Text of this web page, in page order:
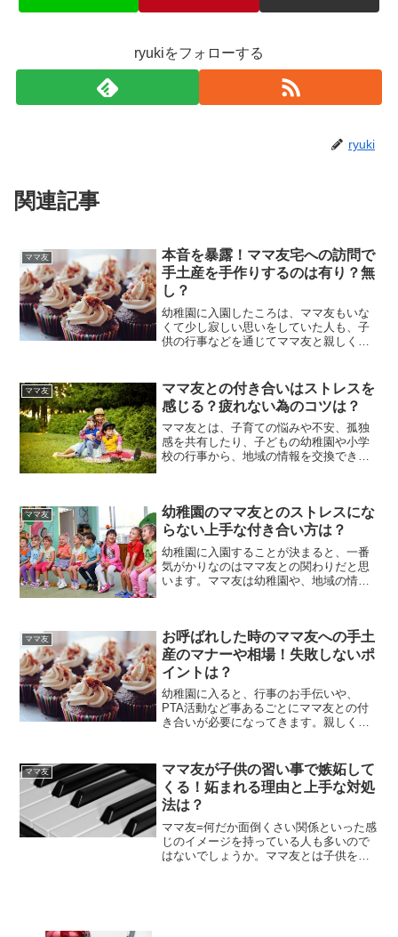
ryukiをフォローする
ryuki
関連記事
ママ友
本音を暴露！ママ友宅への訪問で
手土産を手作りするのは有り？無
し？
幼稚園に入園したころは、ママ友もいな
くて少し寂しい思いをしていた人も、子
供の行事などを通じてママ友と親しくな
ると、お家にお呼ばれすることもあると
思います。その時に頭を悩...
ママ友
ママ友との付き合いはストレスを
感じる？疲れない為のコツは？
ママ友とは、子育ての悩みや不安、孤独
感を共有したり、子どもの幼稚園や小学
校の行事から、地域の情報を交換でき
るママは多いです。私もその...
ママ友
幼稚園のママ友とのストレスにな
らない上手な付き合い方は？
幼稚園に入園することが決まると、一番
気がかりなのはママ友との関わりだと思
います。ママ友は幼稚園や、地域の情報
たり、トラブルに発展した...
ママ友
お呼ばれした時のママ友への手土
産のマナーや相場！失敗しないポ
イントは？
幼稚園に入ると、行事のお手伝いや、
PTA活動など事あるごとにママ友との付
き合いが必要になってきます。親しくな
んな時に、手土産を持っていくか、持っ
ていくならどれくらいのも...
ママ友
ママ友が子供の習い事で嫉妬して
くる！妬まれる理由と上手な対処
法は？
ママ友=何だか面倒くさい関係といった感
じのイメージを持っている人も多いので
はないでしょうか。ママ友とは子供を通